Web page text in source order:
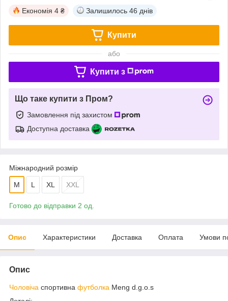
Економія 4 ₴ Залишилось 46 днів
Купити
або
Купити з
Що таке купити з Пром?
Замовлення під захистом
Доступна доставка
Міжнародний розмір
M L XL XXL
Готово до відправки 2 од.
Опис Характеристики Доставка Оплата Умови
Опис
Чоловіча спортивна футболка Meng d.g.o.s